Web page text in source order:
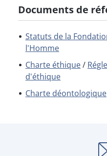
Ancien président
Conseil de surveillance
collège des
transnational européen
Guillaume RAVEL est
personnalités qualifiées
Documents de
Statuts de la
l'Homme
Charte éthique/
d'éthique
Charte déontologique